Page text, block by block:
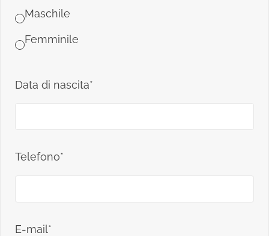
Maschile
Femminile
Data di nascita*
Telefono*
E-mail*